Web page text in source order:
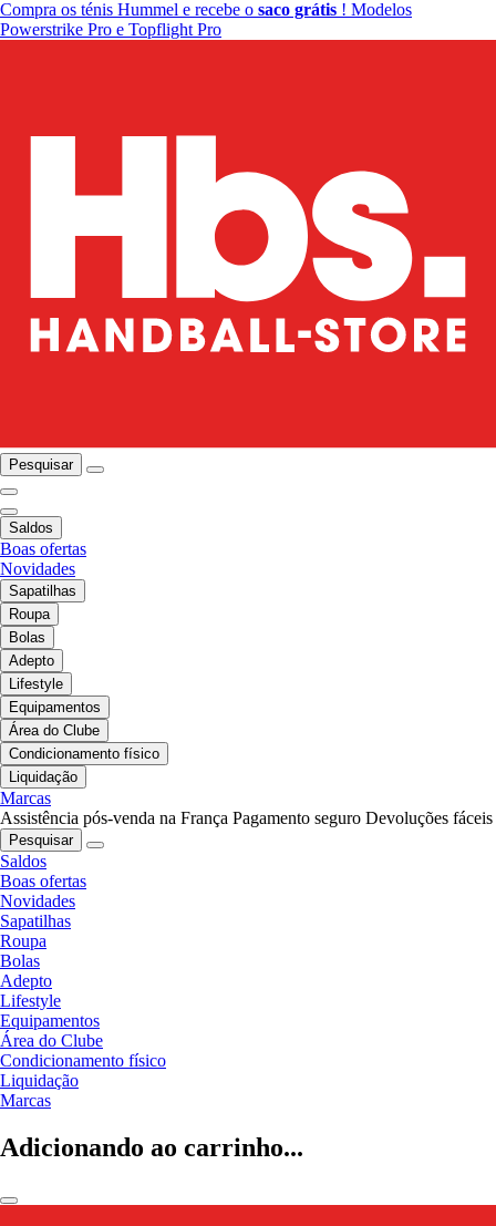
Compra os ténis Hummel e recebe o saco grátis ! Modelos
Powerstrike Pro e Topflight Pro
Pesquisar
Saldos
Boas ofertas
Novidades
Sapatilhas
Roupa
Bolas
Adepto
Lifestyle
Equipamentos
Área do Clube
Condicionamento físico
Liquidação
Marcas
Assistência pós-venda na França Pagamento seguro Devoluções fáceis
Pesquisar
Saldos
Boas ofertas
Novidades
Sapatilhas
Roupa
Bolas
Adepto
Lifestyle
Equipamentos
Área do Clube
Condicionamento físico
Liquidação
Marcas
Adicionando ao carrinho...